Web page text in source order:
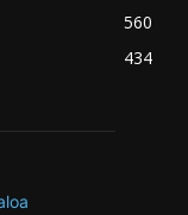
560
434